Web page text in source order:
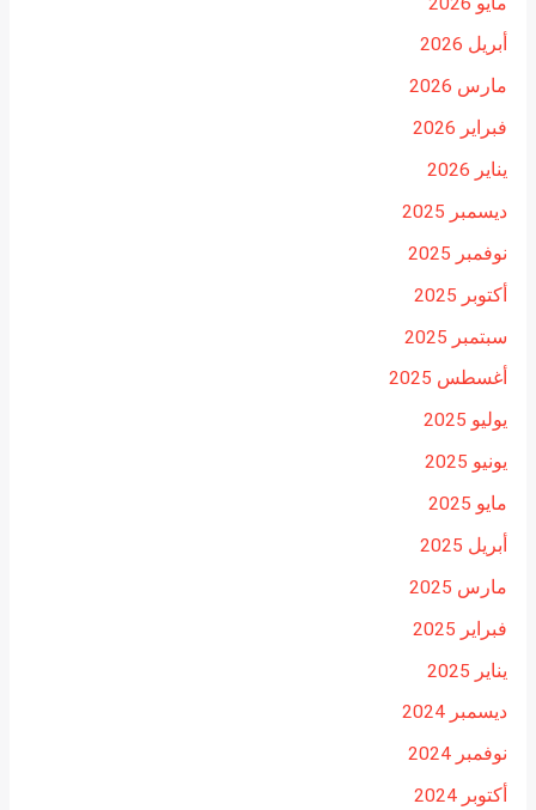
أبريل 2026
مارس 2026
فبراير 2026
يناير 2026
ديسمبر 2025
نوفمبر 2025
أكتوبر 2025
سبتمبر 2025
أغسطس 2025
يوليو 2025
يونيو 2025
مايو 2025
أبريل 2025
مارس 2025
فبراير 2025
يناير 2025
ديسمبر 2024
نوفمبر 2024
أكتوبر 2024